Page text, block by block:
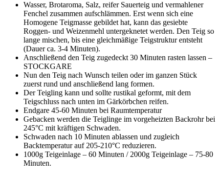
Wasser, Brotaroma, Salz, reifer Sauerteig und vermahlener
Fenchel zusammen aufschlämmen. Erst wenn sich eine
Homogene Teigmasse gebildet hat, kann das gesiebte
Roggen- und Weizenmehl untergeknetet werden. Den Teig so
lange mischen, bis eine gleichmäßige Teigstruktur entsteht
(Dauer ca. 3-4 Minuten).
Anschließend den Teig zugedeckt 30 Minuten rasten lassen –
STOCKGARE
Nun den Teig nach Wunsch teilen oder im ganzen Stück
zuerst rund und anschließend lang formen.
Der Teigling kann und sollte rustikal geformt, mit dem
Teigschluss nach unten im Gärkörbchen reifen.
Endgare 45-60 Minuten bei Raumtemperatur
Gebacken werden die Teiglinge im vorgeheizten Backrohr bei
245°C mit kräftigen Schwaden.
Schwaden nach 10 Minuten ablassen und zugleich
Backtemperatur auf 205-210°C reduzieren.
1000g Teigeinlage – 60 Minuten / 2000g Teigeinlage – 75-80
Minuten.